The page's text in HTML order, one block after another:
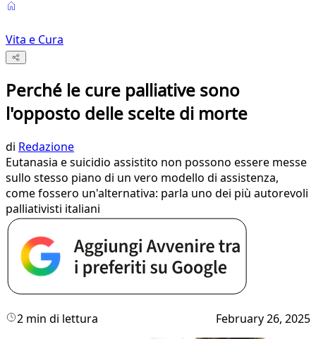
Vita e Cura
Perché le cure palliative sono
l'opposto delle scelte di morte
di Redazione
Eutanasia e suicidio assistito non possono essere messe
sullo stesso piano di un vero modello di assistenza,
come fossero un'alternativa: parla uno dei più autorevoli
palliativisti italiani
2 min di lettura February 26, 2025